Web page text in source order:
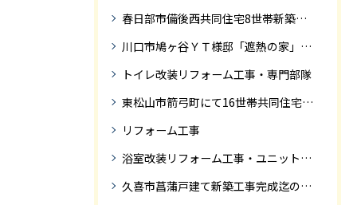
春日部市備後西共同住宅8世帯新築工事完成迄の紹介です。
川口市鳩ヶ谷ＹＴ様邸「遮熱の家」工事状況
トイレ改装リフォーム工事・専門部隊
東松山市箭弓町にて16世帯共同住宅新築工事完成迄の紹介です。
リフォーム工事
浴室改装リフォーム工事・ユニットバス専門部隊
久喜市菖蒲戸建て新築工事完成迄の紹介